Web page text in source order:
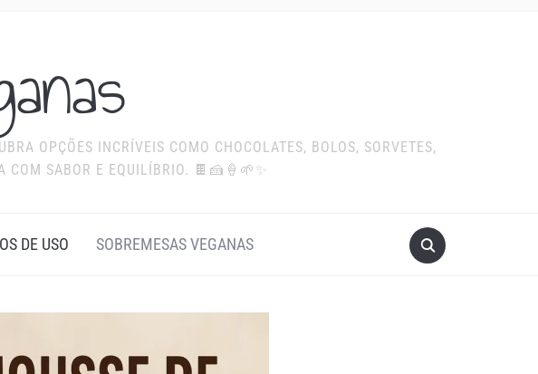
OPÇÕES INCRÍVEIS COMO CHOCOLATES, BOLOS, SORVETES,
COM SABOR E EQUILÍBRIO. 🍫🍰🍦🌱✨
DE USO SOBREMESAS VEGANAS